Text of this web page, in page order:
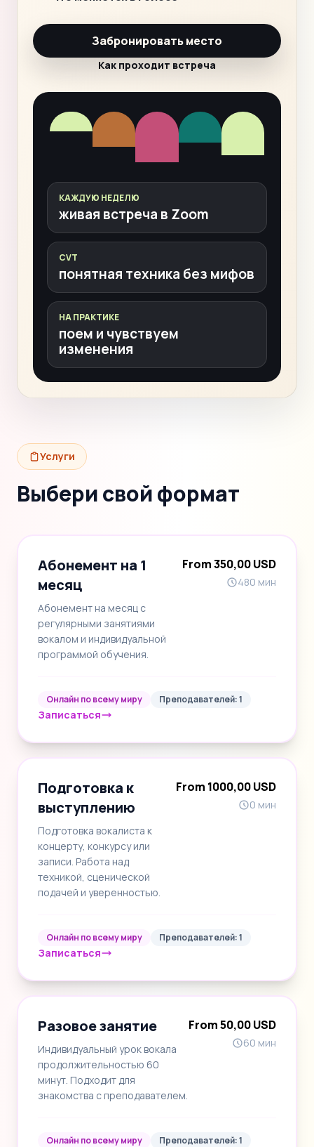
Забронировать место
Как проходит встреча
КАЖДУЮ НЕДЕЛЮ
живая встреча в Zoom
CVT
понятная техника без мифов
НА ПРАКТИКЕ
поем и чувствуем
изменения
Услуги
Выбери свой формат
Абонемент на 1
месяц
Абонемент на месяц с
регулярными занятиями
вокалом и индивидуальной
программой обучения.
From 350,00 USD
480 мин
Онлайн по всему миру Преподавателей: 1
Записаться
Подготовка к
выступлению
Подготовка вокалиста к
концерту, конкурсу или
записи. Работа над
техникой, сценической
подачей и уверенностью.
From 1000,00 USD
0 мин
Онлайн по всему миру Преподавателей: 1
Записаться
Разовое занятие
Индивидуальный урок вокала
продолжительностью 60
минут. Подходит для
знакомства с преподавателем.
From 50,00 USD
60 мин
Онлайн по всему миру Преподавателей: 1